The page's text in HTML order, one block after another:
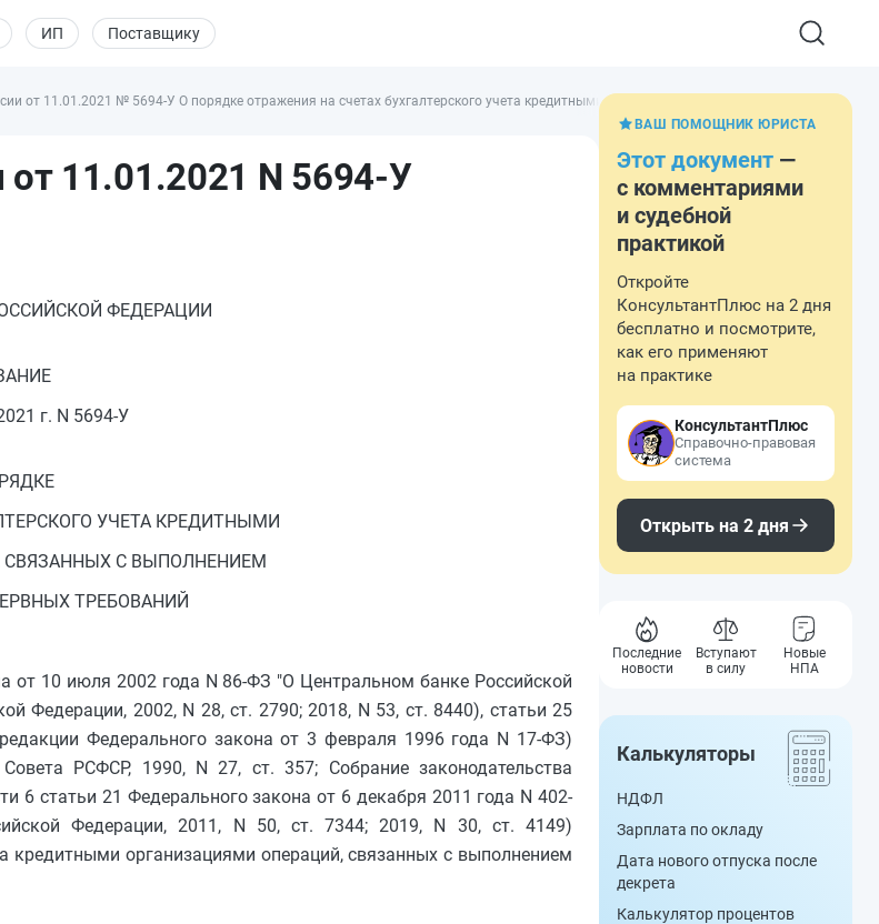
ИП Поставщику
от 11.01.2021 № 5694-У О порядке отражения на счетах бухгалтерского учета кредитными организациями операций, связанных
11.01.2021 N 5694-У
ФЕДЕРАЦИИ
г. N 5694-У
УЧЕТА КРЕДИТНЫМИ
С ВЫПОЛНЕНИЕМ
ТРЕБОВАНИЙ
от 10 июля 2002 года N 86-ФЗ "О Центральном банке Российской
Федерации, 2002, N 28, ст. 2790; 2018, N 53, ст. 8440), статьи 25
Федерального закона от 3 февраля 1996 года N 17-ФЗ)
РСФСР, 1990, N 27, ст. 357; Собрание законодательства
6 статьи 21 Федерального закона от 6 декабря 2011 года N 402-
Федерации, 2011, N 50, ст. 7344; 2019, N 30, ст. 4149)
кредитными организациями операций, связанных с выполнением
ВАШ ПОМОЩНИК ЮРИСТА
Этот документ —
с комментариями
и судебной
практикой
Откройте
КонсультантПлюс на 2 дня
бесплатно и посмотрите,
как его применяют
на практике
КонсультантПлюс
Справочно-правовая
система
Открыть на 2 дня
Последние
новости
Вступают
в силу
Новые
НПА
Калькуляторы
НДФЛ
Зарплата по окладу
Дата нового отпуска после
декрета
Калькулятор процентов